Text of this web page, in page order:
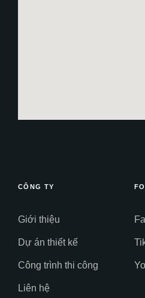
CÔNG TY
Giới thiệu
Dự án thiết kế
Công trình thi công
Liên hệ